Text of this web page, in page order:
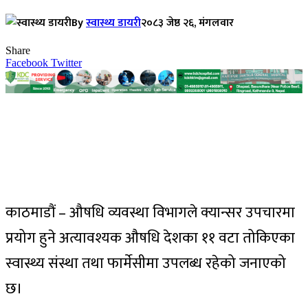
Byस्वास्थ्य डायरी२०८३ जेष्ठ २६, मंगलवार
Share
Facebook Twitter
काठमाडौं – औषधि व्यवस्था विभागले क्यान्सर उपचारमा
प्रयोग हुने अत्यावश्यक औषधि देशका ११ वटा तोकिएका
स्वास्थ्य संस्था तथा फार्मेसीमा उपलब्ध रहेको जनाएको
छ।